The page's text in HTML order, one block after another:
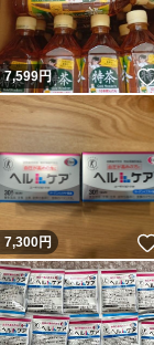
7,599円
7,300円